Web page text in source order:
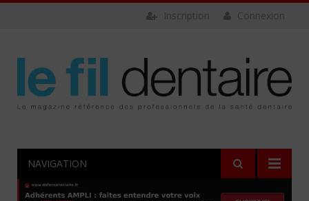
Connexion
Inscription
NAVIGATION